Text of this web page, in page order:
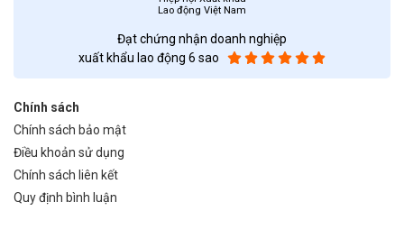
Lao động Việt Nam
Đạt chứng nhận doanh nghiệp
xuất khẩu lao động 6 sao
Chính sách
Chính sách bảo mật
Điều khoản sử dụng
Chính sách liên kết
Quy định bình luận